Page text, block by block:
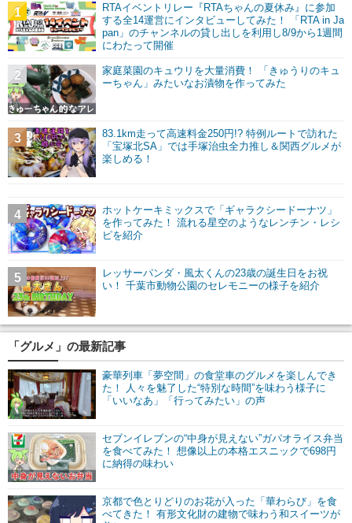
RTAイベントリレー『RTAちゃんの夏休み』に参加
する全14運営にインタビューしてみた！ 「RTA in Ja
pan」のチャンネルの貸し出しを利用し8/9から1週間
にわたって開催
1
家庭菜園のキュウリを大量消費！ 「きゅうりのキュ
ーちゃん」みたいなお漬物を作ってみた
2
83.1km走って高速料金250円!? 特例ルートで訪れた
「宝塚北SA」では手塚治虫全力推し＆関西グルメが
楽しめる！
3
ホットケーキミックスで「ギャラクシードーナツ」
を作ってみた！ 流れる星空のようなレンチン・レシ
ピを紹介
4
レッサーパンダ・風太くんの23歳の誕生日をお祝
い！ 千葉市動物公園のセレモニーの様子を紹介
5
「グルメ」の最新記事
豪華列車「夢空間」の食堂車のグルメを楽しんでき
た！ 人々を魅了した“特別な時間”を味わう様子に
「いいなあ」「行ってみたい」の声
セブンイレブンの“中身が見えない”ガパオライス弁当
を食べてみた！ 想像以上の本格エスニックで698円
に納得の味わい
京都で色とりどりのお花が入った「華わらび」を食
べてきた！ 有形文化財の建物で味わう和スイーツが